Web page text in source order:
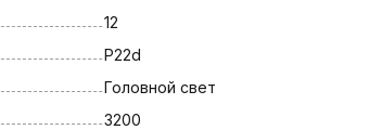
12
P22d
Головной свет
3200